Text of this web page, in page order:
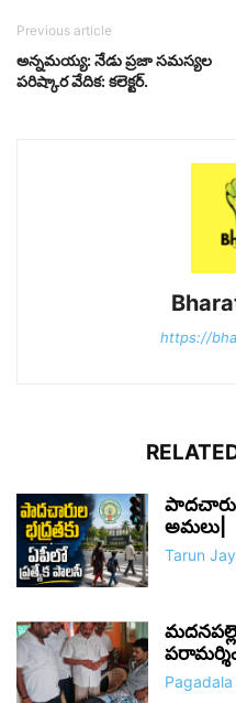
Previous article
అన్నమయ్య: నేడు ప్రజా సమస్యల
పరిష్కార వేదిక: కలెక్టర్.
https://
అమలు|
Tarun